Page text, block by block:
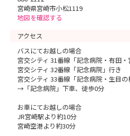
宮崎県宮崎市小松1119
地図を確認する
アクセス
バスにてお越しの場合
宮交シティ 31番線「記念病院・有田
宮交シティ 32番線「記念病院」行き
宮交シティ 33番線「記念病院・生目の
→「記念病院」下車、徒歩0分
お車にてお越しの場合
JR宮崎駅より約10分
宮崎空港より約30分